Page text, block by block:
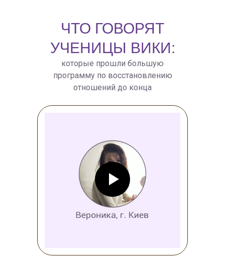
ЧТО ГОВОРЯТ
УЧЕНИЦЫ ВИКИ:
которые прошли большую
программу по восстановлению
отношений до конца